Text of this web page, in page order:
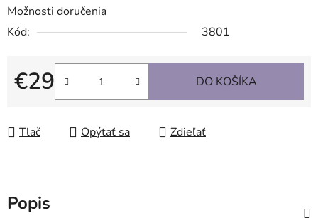
Možnosti doručenia
Kód:
3801
€29
Jednotková cena:
DO KOŠÍKA
Tlač Opýtať sa Zdieľať
Popis